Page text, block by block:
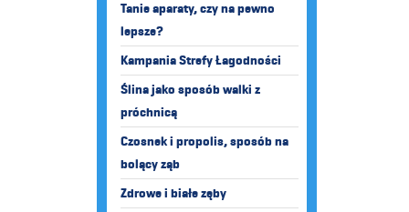
Tanie aparaty, czy na pewno
lepsze?
Kampania Strefy Łagodności
Ślina jako sposób walki z
próchnicą
Czosnek i propolis, sposób na
bolący ząb
Zdrowe i białe zęby